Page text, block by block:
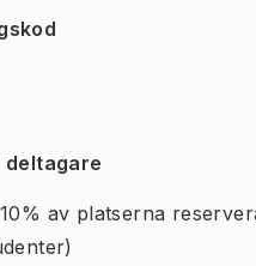
deltagare
av platserna